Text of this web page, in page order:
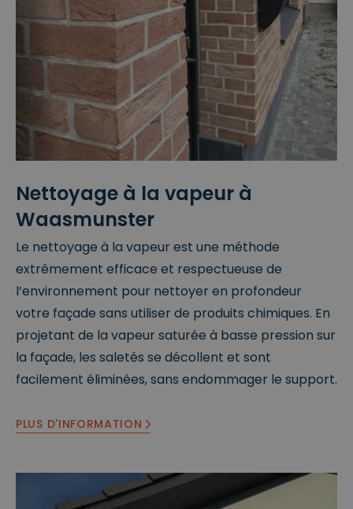
Nettoyage à la vapeur à
Waasmunster
Le nettoyage à la vapeur est une méthode
extrêmement efficace et respectueuse de
l’environnement pour nettoyer en profondeur
votre façade sans utiliser de produits chimiques. En
projetant de la vapeur saturée à basse pression sur
la façade, les saletés se décollent et sont
facilement éliminées, sans endommager le support.
PLUS D'INFORMATION